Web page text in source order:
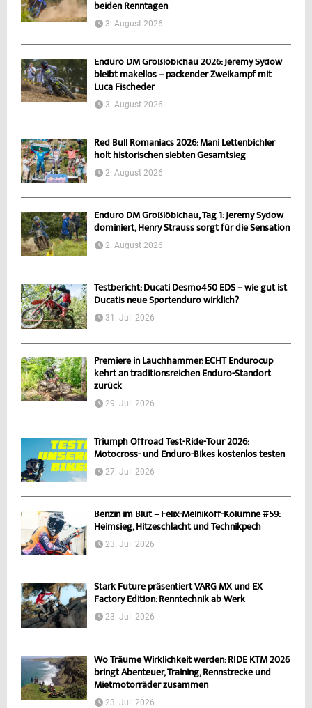
beiden Renntagen
3. August 2026
Enduro DM Großlöbichau 2026: Jeremy Sydow
bleibt makellos – packender Zweikampf mit
Luca Fischeder
3. August 2026
Red Bull Romaniacs 2026: Mani Lettenbichler
holt historischen siebten Gesamtsieg
2. August 2026
Enduro DM Großlöbichau, Tag 1: Jeremy Sydow
dominiert, Henry Strauss sorgt für die Sensation
2. August 2026
Testbericht: Ducati Desmo450 EDS – wie gut ist
Ducatis neue Sportenduro wirklich?
31. Juli 2026
Premiere in Lauchhammer: ECHT Endurocup
kehrt an traditionsreichen Enduro-Standort
zurück
29. Juli 2026
Triumph Offroad Test-Ride-Tour 2026:
Motocross- und Enduro-Bikes kostenlos testen
27. Juli 2026
Benzin im Blut – Felix-Melnikoff-Kolumne #59:
Heimsieg, Hitzeschlacht und Technikpech
23. Juli 2026
Stark Future präsentiert VARG MX und EX
Factory Edition: Renntechnik ab Werk
23. Juli 2026
Wo Träume Wirklichkeit werden: RIDE KTM 2026
bringt Abenteuer, Training, Rennstrecke und
Mietmotorräder zusammen
23. Juli 2026